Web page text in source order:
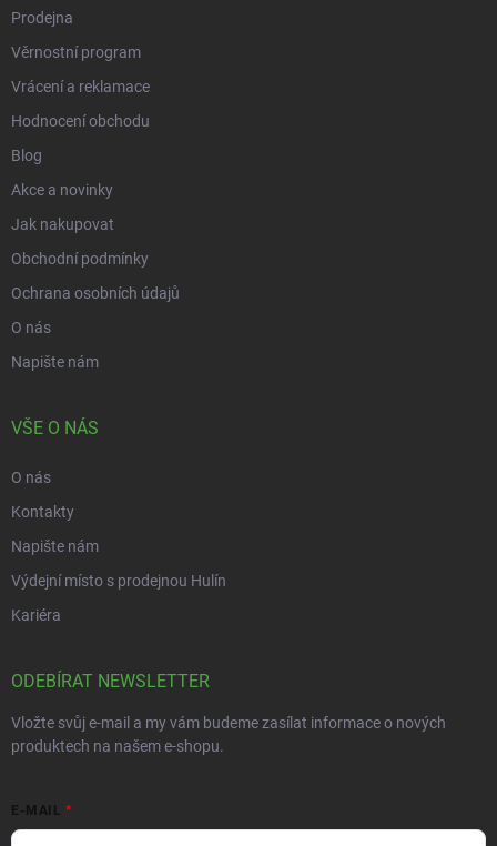
Prodejna
Věrnostní program
Vrácení a reklamace
Hodnocení obchodu
Blog
Akce a novinky
Jak nakupovat
Obchodní podmínky
Ochrana osobních údajů
O nás
Napište nám
VŠE O NÁS
O nás
Kontakty
Napište nám
Výdejní místo s prodejnou Hulín
Kariéra
ODEBÍRAT NEWSLETTER
Vložte svůj e-mail a my vám budeme zasílat informace o nových
produktech na našem e-shopu.
E-MAIL